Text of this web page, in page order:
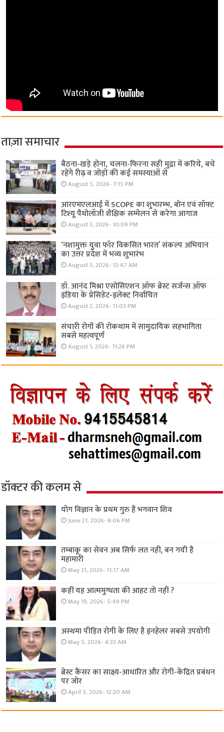
ताज़ा समाचार
बैठना-खड़े होना, चलना-फिरना सही मुद्रा में करिये, बचे
रहेंगे रीढ़ व जोड़ों की कई समस्याओं से
August 5, 2026- 7:15 PM
आरएमएलआई में SCOPE का शुभारम्भ, बोन एवं सॉफ्ट
टिश्यू पैथोलॉजी शैक्षिक सम्मेलन से करेगा आगाज
August 3, 2026- 10:09 PM
‘नशामुक्त युवा फॉर विकसित भारत’ संकल्प अभियान
का उत्तर प्रदेश में भव्य शुभारंभ
August 3, 2026- 12:47 AM
डॉ. आनंद मिश्रा एसोसिएशन ऑफ ब्रेस्ट सर्जन्स ऑफ
इंडिया के प्रेसिडेंट-इलेक्ट निर्वाचित
August 2, 2026- 11:03 PM
संचारी रोगों की रोकथाम में सामुदायिक सहभागिता
सबसे महत्वपूर्ण
August 1, 2026- 11:26 PM
डॉक्टर की कलम से
योग विज्ञान के प्रथम गुरु हैं भगवान शिव
June 21, 2026- 8:06 PM
तम्बाकू का सेवन अब सिर्फ लत नहीं, बन गयी है
महामारी
May 31, 2026- 11:17 AM
कहीं यह आत्ममुग्धता की आहट तो नहीं ?
May 19, 2026- 5:49 PM
अस्थमा पीड़ित रोगी के लिए है इनहेलर सबसे उपयोगी
May 5, 2026- 4:33 AM
ब्रेस्ट कैंसर का साक्ष्य-आधारित और रोगी-केंद्रित प्रबंधन
पर जोर
April 5, 2026- 12:20 AM